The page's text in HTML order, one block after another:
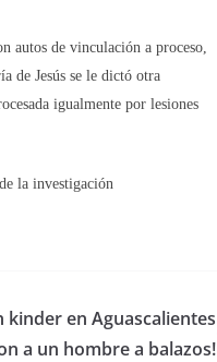
autos de vinculación a proceso,
de Jesús se le dictó otra
igualmente por lesiones
la investigación
kinder en Aguascalientes
a un hombre a balazos!